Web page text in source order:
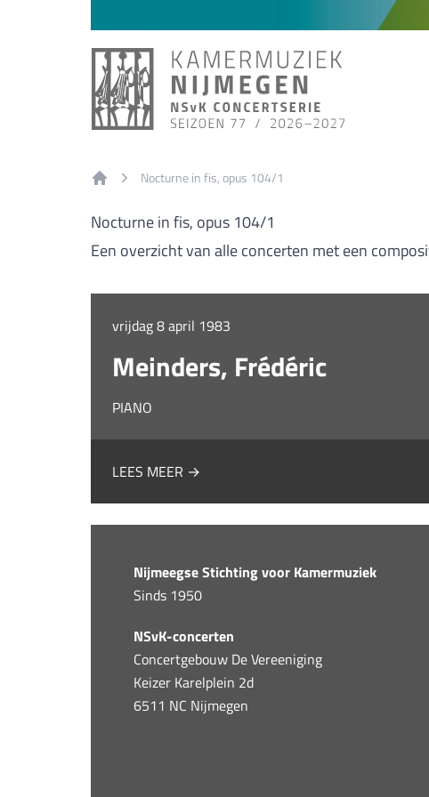
Nocturne in fis, opus 104/1
Nocturne in fis, opus 104/1
Een overzicht van alle concerten met een
vrijdag 8 april 1983
Meinders, Frédéric
PIANO
LEES MEER →
Nijmeegse Stichting voor Kamermuziek
Sinds 1950
NSvK-concerten
Concertgebouw De Vereeniging
Keizer Karelplein 2d
6511 NC Nijmegen